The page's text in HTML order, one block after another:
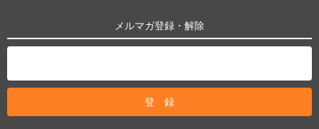
メルマガ登録・解除